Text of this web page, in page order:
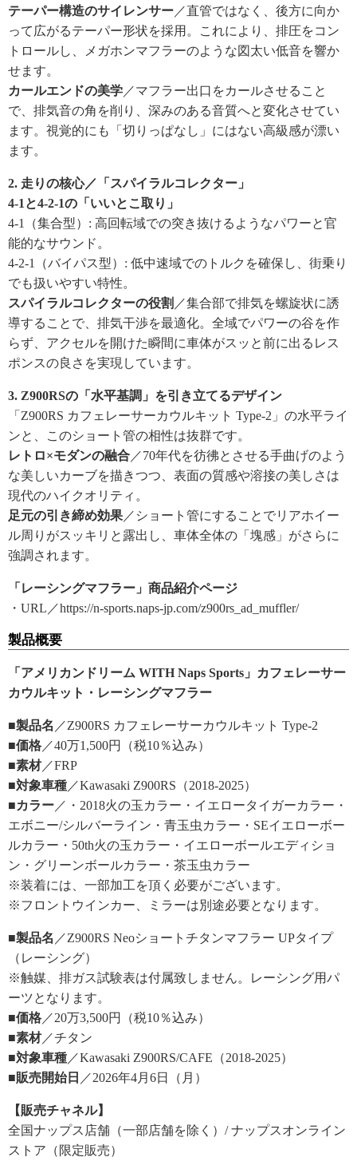
テーパー構造のサイレンサー ／直管ではなく、後方に向か
って広がるテーパー形状を採用。これにより、排圧をコン
トロールし、メガホンマフラーのような図太い低音を響か
せます。
カールエンドの美学 ／マフラー出口をカールさせること
で、排気音の角を削り、深みのある音質へと変化させてい
ます。視覚的にも「切りっぱなし」にはない高級感が漂い
ます。
2. 走りの核心／「スパイラルコレクター」
4-1と4-2-1の「いいとこ取り」
4-1（集合型）: 高回転域での突き抜けるようなパワーと官
能的なサウンド。
4-2-1（バイパス型）: 低中速域でのトルクを確保し、街乗り
でも扱いやすい特性。
スパイラルコレクターの役割 ／集合部で排気を螺旋状に誘
導することで、排気干渉を最適化。全域でパワーの谷を作
らず、アクセルを開けた瞬間に車体がスッと前に出るレス
ポンスの良さを実現しています。
3. Z900RSの「水平基調」を引き立てるデザイン
「Z900RS カフェレーサーカウルキット Type-2」の水平ライ
ンと、このショート管の相性は抜群です。
レトロ×モダンの融合 ／70年代を彷彿とさせる手曲げのよう
な美しいカーブを描きつつ、表面の質感や溶接の美しさは
現代のハイクオリティ。
足元の引き締め効果 ／ショート管にすることでリアホイー
ル周りがスッキリと露出し、車体全体の「塊感」がさらに
強調されます。
「レーシングマフラー」商品紹介ページ
・URL／https://n-sports.naps-jp.com/z900rs_ad_muffler/
製品概要
「アメリカンドリーム WITH Naps Sports」カフェレーサー
カウルキット・レーシングマフラー
■製品名 ／Z900RS カフェレーサーカウルキット Type-2
■価格 ／40万1,500円（税10％込み）
■素材／FRP
■対象車種 ／Kawasaki Z900RS（2018-2025）
■カラー ／・2018火の玉カラー・イエロータイガーカラー・
エボニー/シルバーライン・青玉虫カラー・SEイエローボー
ルカラー・50th火の玉カラー・イエローボールエディショ
ン・グリーンボールカラー・茶玉虫カラー
※装着には、一部加工を頂く必要がございます。
※フロントウインカー、ミラーは別途必要となります。
■製品名 ／Z900RS Neoショートチタンマフラー UPタイプ
（レーシング）
※触媒、排ガス試験表は付属致しません。レーシング用パ
ーツとなります。
■価格 ／20万3,500円（税10％込み）
■素材／チタン
■対象車種 ／Kawasaki Z900RS/CAFE（2018-2025）
■販売開始日 ／2026年4月6日（月）
【販売チャネル】
全国ナップス店舗（一部店舗を除く）/ ナップスオンライン
ストア（限定販売）